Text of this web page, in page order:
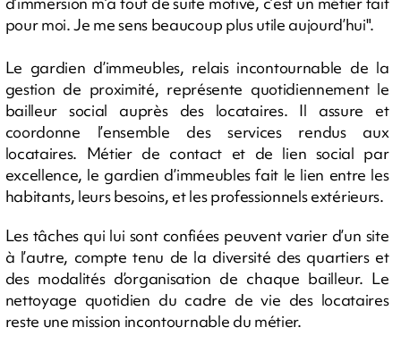
pour moi. Je me sens beaucoup plus utile aujourd’hui".
Le gardien d’immeubles, relais incontournable de la
gestion de proximité, représente quotidiennement le
bailleur social auprès des locataires. Il assure et
coordonne l’ensemble des services rendus aux
locataires. Métier de contact et de lien social par
excellence, le gardien d’immeubles fait le lien entre les
habitants, leurs besoins, et les professionnels extérieurs.
Les tâches qui lui sont confiées peuvent varier d’un site
à l’autre, compte tenu de la diversité des quartiers et
des modalités d’organisation de chaque bailleur. Le
nettoyage quotidien du cadre de vie des locataires
reste une mission incontournable du métier.